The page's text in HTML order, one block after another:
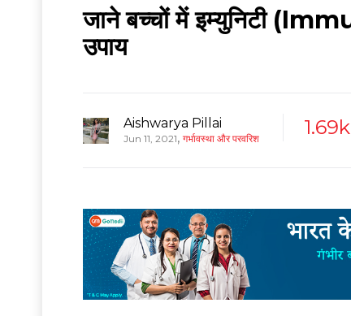
जाने बच्चों में इम्युनिटी
उपाय
Aishwarya Pillai
Jun 11, 2021, गर्भावस्था और परवरिश 1.69k